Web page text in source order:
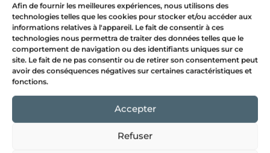
Afin de fournir les meilleures expériences, nous utilisons des
technologies telles que les cookies pour stocker et/ou accéder aux
informations relatives à l'appareil. Le fait de consentir à ces
technologies nous permettra de traiter des données telles que le
comportement de navigation ou des identifiants uniques sur ce
site. Le fait de ne pas consentir ou de retirer son consentement peut
avoir des conséquences négatives sur certaines caractéristiques et
fonctions.
Accepter
Refuser
Archives
juillet 2025